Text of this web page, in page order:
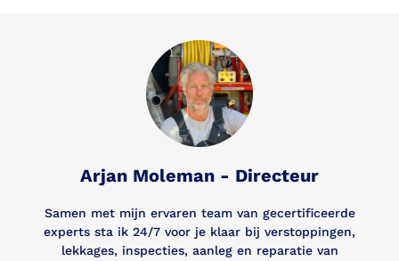
Arjan Moleman - Directeur
Samen met mijn ervaren team van gecertificeerde
experts sta ik 24/7 voor je klaar bij verstoppingen,
lekkages, inspecties, aanleg en reparatie van